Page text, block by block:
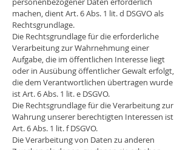
machen, dient Art. 6 Abs. 1 lit. d DSGVO als
Rechtsgrundlage.
Die Rechtsgrundlage für die erforderliche
Verarbeitung zur Wahrnehmung einer
Aufgabe, die im öffentlichen Interesse liegt
oder in Ausübung öffentlicher Gewalt erfolgt,
die dem Verantwortlichen übertragen wurde
ist Art. 6 Abs. 1 lit. e DSGVO.
Die Rechtsgrundlage für die Verarbeitung zur
Wahrung unserer berechtigten Interessen ist
Art. 6 Abs. 1 lit. f DSGVO.
Die Verarbeitung von Daten zu anderen